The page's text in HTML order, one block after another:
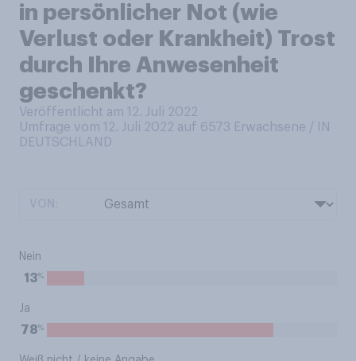
in persönlicher Not (wie
Verlust oder Krankheit) Trost
durch Ihre Anwesenheit
geschenkt?
Veröffentlicht am 12. Juli 2022
Umfrage vom 12. Juli 2022 auf 6573 Erwachsene / IN
DEUTSCHLAND
Nein
13%
Ja
78%